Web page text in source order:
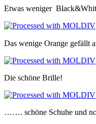
Etwas weniger
Das wenige Orange gefällt
Die schöne Brille!
……. schöne Schuhe und